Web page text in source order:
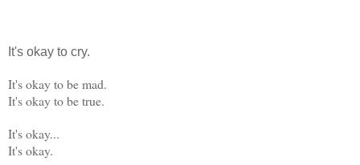
It's okay to cry.
It's okay to be mad.
It's okay to be true.
It's okay...
It's okay.